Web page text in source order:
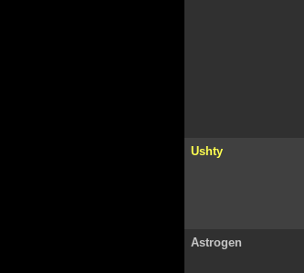
Ushty
Astrogen